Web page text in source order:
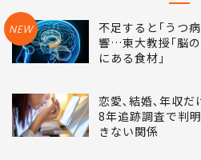
NEW
不足すると｢うつ
響…東大教授｢脳
にある食材｣
恋愛､結婚､年収
8年追跡調査で判
きない関係